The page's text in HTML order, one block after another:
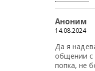
Аноним
14.08.2024
Да я
общении с
попка, не